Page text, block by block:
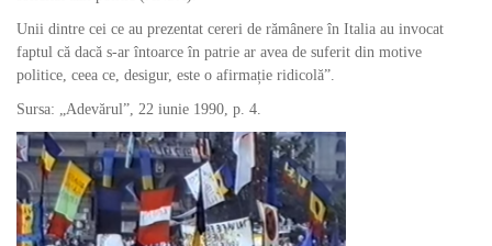
Unii dintre cei ce au prezentat cereri de rămânere în Italia au invocat
faptul că dacă s-ar întoarce în patrie ar avea de suferit din motive
politice, ceea ce, desigur, este o afirmație ridicolă”.
Sursa: „Adevărul”, 22 iunie 1990, p. 4.